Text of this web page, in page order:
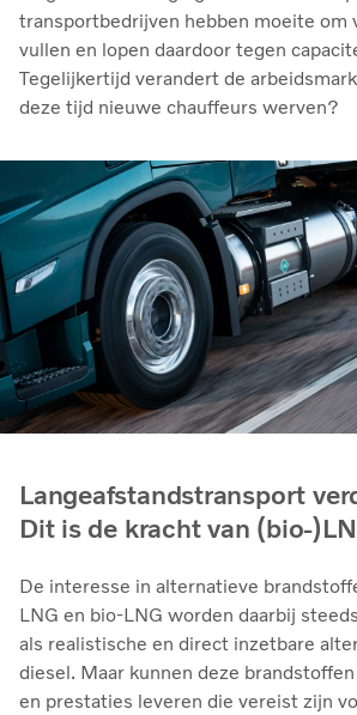
transportbedrijven hebben moeite om
vullen en lopen daardoor tegen
Tegelijkertijd verandert de
deze tijd nieuwe chauffeurs werven?
Langeafstandstransport
Dit is de kracht van (bio-
De interesse in alternatieve
LNG en bio‑LNG worden daarbij
als realistische en direct inzetbare
diesel. Maar kunnen deze
en prestaties leveren die vereist zijn